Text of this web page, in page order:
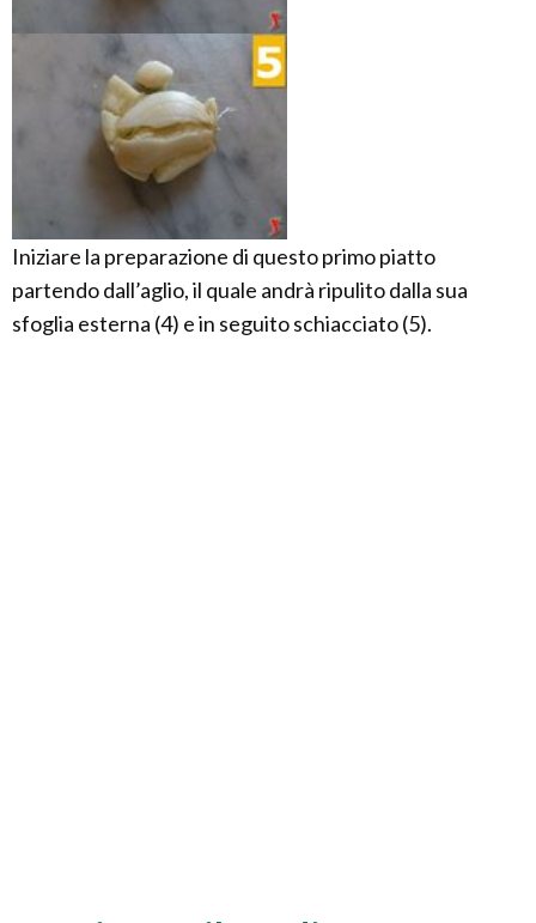
Iniziare la preparazione di questo primo piatto
partendo dall’aglio, il quale andrà ripulito dalla sua
sfoglia esterna (4) e in seguito schiacciato (5).